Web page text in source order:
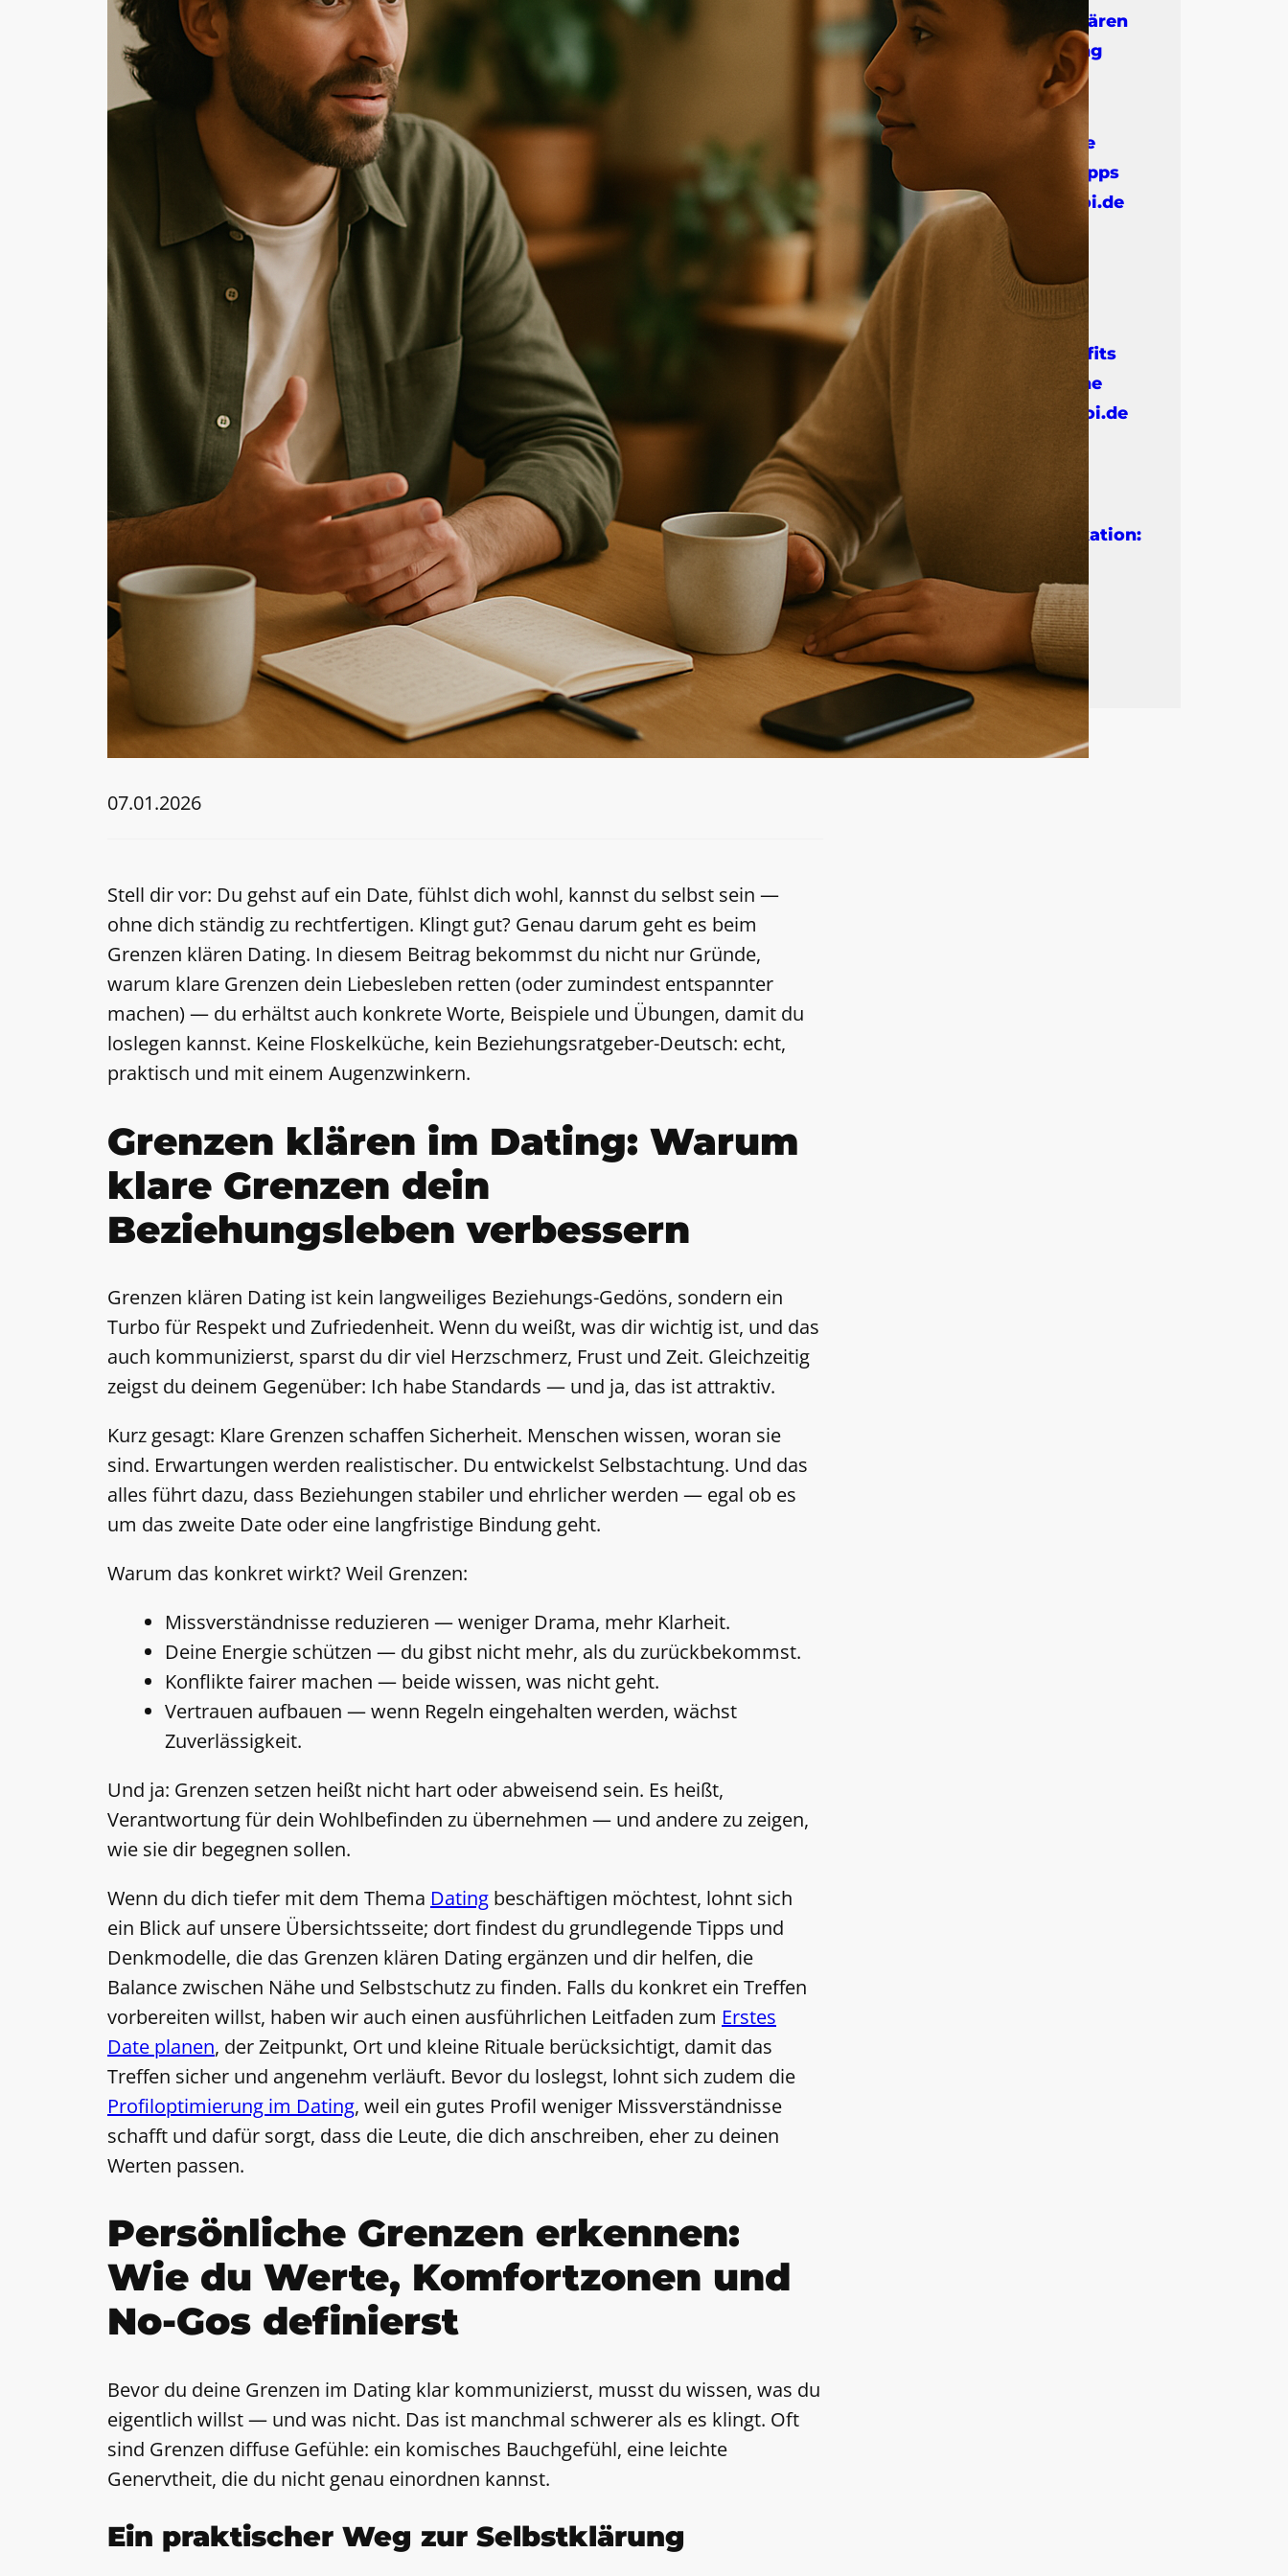
07.01.2026
Stell dir vor: Du gehst auf ein Date, fühlst dich wohl, kannst du selbst sein —
ohne dich ständig zu rechtfertigen. Klingt gut? Genau darum geht es beim
Grenzen klären Dating. In diesem Beitrag bekommst du nicht nur Gründe,
warum klare Grenzen dein Liebesleben retten (oder zumindest entspannter
machen) — du erhältst auch konkrete Worte, Beispiele und Übungen, damit du
loslegen kannst. Keine Floskelküche, kein Beziehungsratgeber-Deutsch: echt,
praktisch und mit einem Augenzwinkern.
Grenzen klären im Dating: Warum
klare Grenzen dein
Beziehungsleben verbessern
Grenzen klären Dating ist kein langweiliges Beziehungs-Gedöns, sondern ein
Turbo für Respekt und Zufriedenheit. Wenn du weißt, was dir wichtig ist, und das
auch kommunizierst, sparst du dir viel Herzschmerz, Frust und Zeit. Gleichzeitig
zeigst du deinem Gegenüber: Ich habe Standards — und ja, das ist attraktiv.
Kurz gesagt: Klare Grenzen schaffen Sicherheit. Menschen wissen, woran sie
sind. Erwartungen werden realistischer. Du entwickelst Selbstachtung. Und das
alles führt dazu, dass Beziehungen stabiler und ehrlicher werden — egal ob es
um das zweite Date oder eine langfristige Bindung geht.
Warum das konkret wirkt? Weil Grenzen:
Missverständnisse reduzieren — weniger Drama, mehr Klarheit.
Deine Energie schützen — du gibst nicht mehr, als du zurückbekommst.
Konflikte fairer machen — beide wissen, was nicht geht.
Vertrauen aufbauen — wenn Regeln eingehalten werden, wächst
Zuverlässigkeit.
Und ja: Grenzen setzen heißt nicht hart oder abweisend sein. Es heißt,
Verantwortung für dein Wohlbefinden zu übernehmen — und andere zu zeigen,
wie sie dir begegnen sollen.
Wenn du dich tiefer mit dem Thema Dating beschäftigen möchtest, lohnt sich
ein Blick auf unsere Übersichtsseite; dort findest du grundlegende Tipps und
Denkmodelle, die das Grenzen klären Dating ergänzen und dir helfen, die
Balance zwischen Nähe und Selbstschutz zu finden. Falls du konkret ein Treffen
vorbereiten willst, haben wir auch einen ausführlichen Leitfaden zum Erstes
Date planen, der Zeitpunkt, Ort und kleine Rituale berücksichtigt, damit das
Treffen sicher und angenehm verläuft. Bevor du loslegst, lohnt sich zudem die
Profiloptimierung im Dating, weil ein gutes Profil weniger Missverständnisse
schafft und dafür sorgt, dass die Leute, die dich anschreiben, eher zu deinen
Werten passen.
Persönliche Grenzen erkennen:
Wie du Werte, Komfortzonen und
No-Gos definierst
Bevor du deine Grenzen im Dating klar kommunizierst, musst du wissen, was du
eigentlich willst — und was nicht. Das ist manchmal schwerer als es klingt. Oft
sind Grenzen diffuse Gefühle: ein komisches Bauchgefühl, eine leichte
Genervtheit, die du nicht genau einordnen kannst.
Ein praktischer Weg zur Selbstklärung
Grenzen klären
beim Dating
07.01.2026
Erstes Date
planen – Tipps
von nicknoi.de
für moderne Dates
07.01.2026
Stilvolle
Alltagsoutfits
für moderne
Beziehungen | nicknoi.de
Kommunikation:
nicknoi.de
07.01.2026